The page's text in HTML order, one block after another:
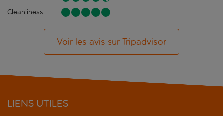
Cleanliness
Voir les avis sur Tripadvisor
LIENS UTILES